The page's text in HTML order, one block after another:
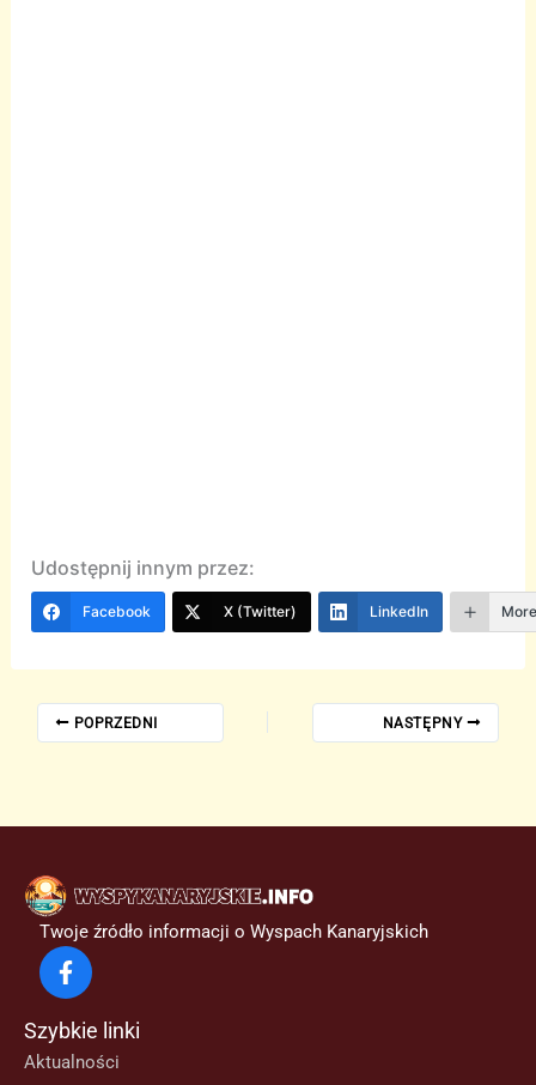
Udostępnij innym przez:
Facebook X (Twitter) LinkedIn
POPRZEDNI NASTĘPNY
Twoje źródło informacji o Wyspach Kanaryjskich
Szybkie linki
Aktualności